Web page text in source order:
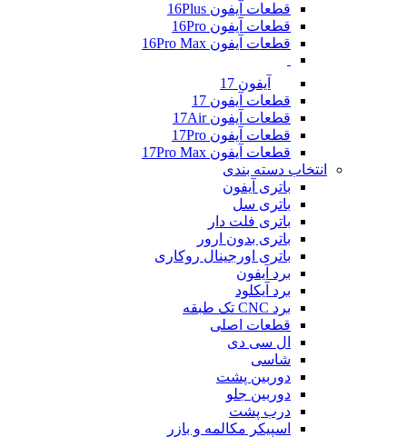
قطعات آیفون 16Plus
قطعات آیفون 16Pro
قطعات آیفون 16Pro Max
آیفون 17
قطعات آیفون 17
قطعات آیفون 17Air
قطعات آیفون 17Pro
قطعات آیفون 17Pro Max
انتخاب دسته بندی
باتری آیفون
باتری سل
باتری فلت دار
باتری بدون ارور
باتری اورجینال روکاری
برد آیفون
برد آیکلود
برد CNC تک طبقه
قطعات اصلی
ال سی دی
شاسی
دوربین پشت
دوربین جلو
درب پشت
اسپیکر مکالمه و بازر